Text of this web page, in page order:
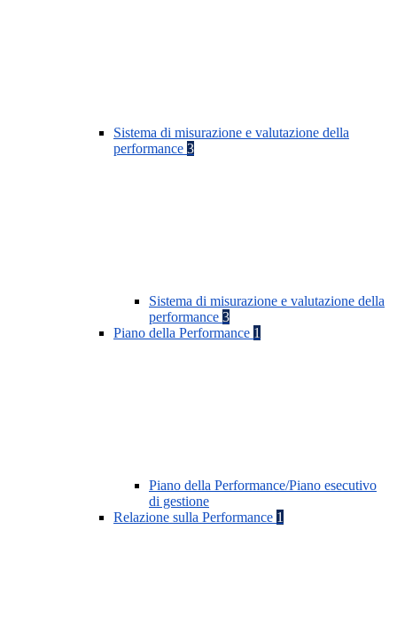
Sistema di misurazione e valutazione della
performance 3
Sistema di misurazione e valutazione della
performance 3
Piano della Performance 1
Piano della Performance/Piano esecutivo
di gestione
Relazione sulla Performance 1